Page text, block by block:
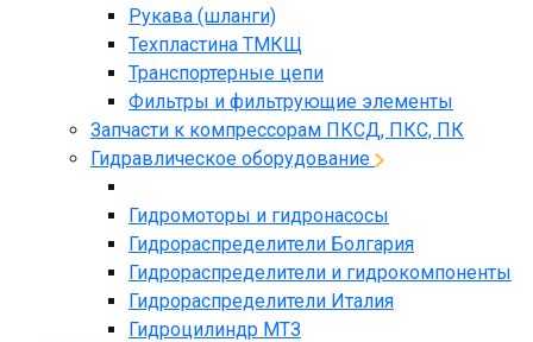
Рукава (шланги)
Техпластина ТМКЩ
Транспортерные цепи
Фильтры и фильтрующие элементы
Запчасти к компрессорам ПКСД, ПКС, ПК
Гидравлическое оборудование
Гидромоторы и гидронасосы
Гидрораспределители Болгария
Гидрораспределители и гидрокомпоненты
Гидрораспределители Италия
Гидроцилиндр МТЗ